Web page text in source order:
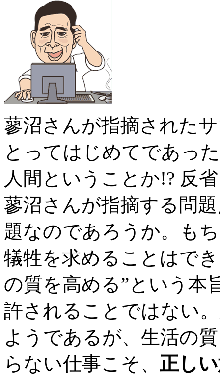
蓼沼さんが指摘された
とってはじめてであっ
人間ということか!? 反
蓼沼さんが指摘する問
題なのであろうか。も
犠牲を求めることはで
の質を高める”という本
許されることではない
ようであるが、生活の
らない仕事こそ、 正し